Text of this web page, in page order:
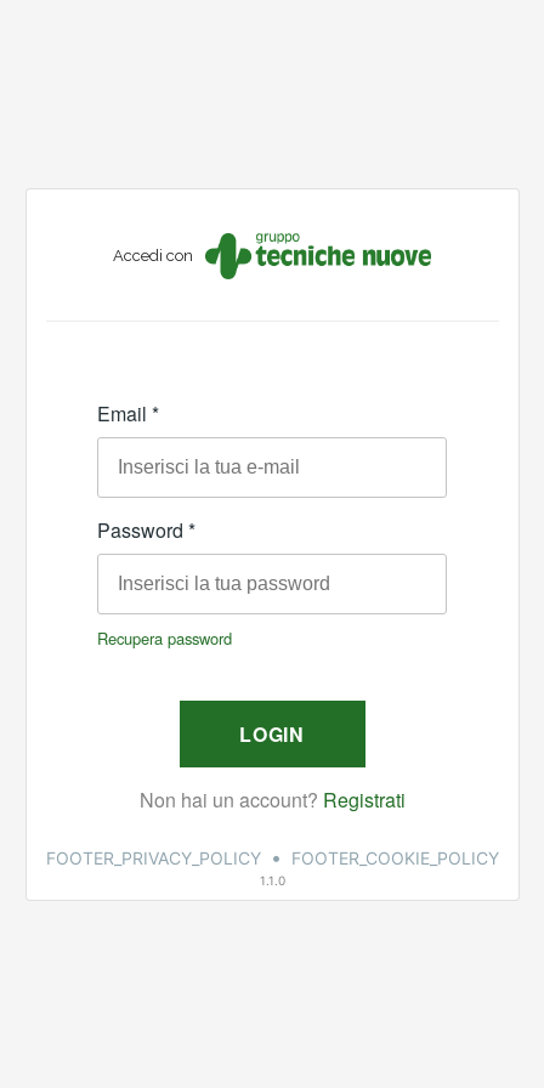
Accedi con
FOOTER_PRIVACY_POLICY • FOOTER_COOKIE_POLICY
1.1.0